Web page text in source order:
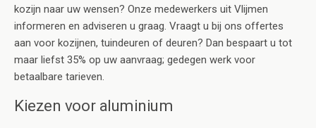
kozijn naar uw wensen? Onze medewerkers uit Vlijmen
informeren en adviseren u graag. Vraagt u bij ons offertes
aan voor kozijnen, tuindeuren of deuren? Dan bespaart u tot
maar liefst 35% op uw aanvraag; gedegen werk voor
betaalbare tarieven.
Kiezen voor aluminium